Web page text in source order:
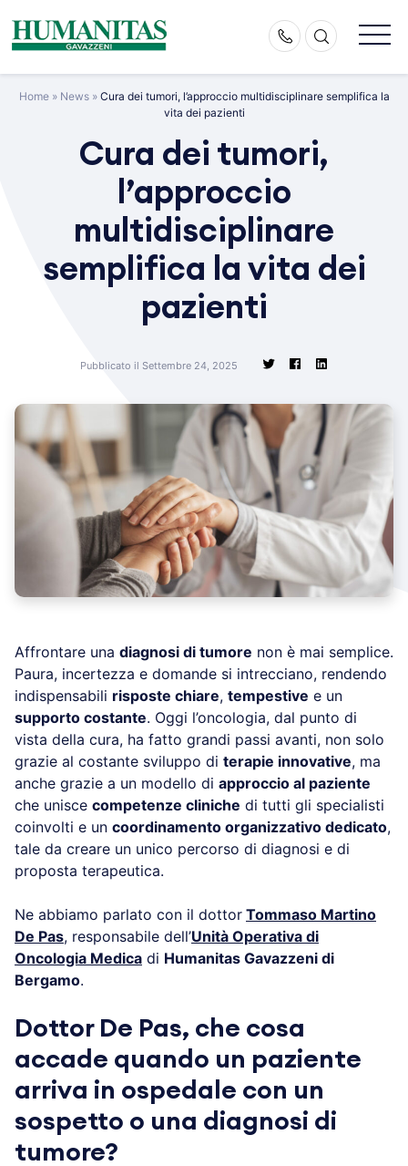
content
Home» News» Cura dei tumori, l’approccio multidisciplinare semplifica la
vita dei pazienti
Cura dei tumori,
l’approccio
multidisciplinare
semplifica la vita dei
pazienti
Pubblicato il Settembre 24, 2025
Affrontare una diagnosi di tumore non è mai semplice.
Paura, incertezza e domande si intrecciano, rendendo
indispensabili risposte chiare, tempestive e un
supporto costante. Oggi l’oncologia, dal punto di
vista della cura, ha fatto grandi passi avanti, non solo
grazie al costante sviluppo di terapie innovative, ma
anche grazie a un modello di approccio al paziente
che unisce competenze cliniche di tutti gli specialisti
coinvolti e un coordinamento organizzativo dedicato,
tale da creare un unico percorso di diagnosi e di
proposta terapeutica.
Ne abbiamo parlato con il dottor Tommaso Martino
De Pas, responsabile dell’Unità Operativa di
Oncologia Medica di Humanitas Gavazzeni di
Bergamo.
Dottor De Pas, che cosa
accade quando un paziente
arriva in ospedale con un
sospetto o una diagnosi di
tumore?